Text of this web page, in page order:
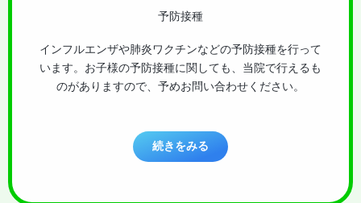
予防接種
インフルエンザや肺炎ワクチンなどの予防接種を行って
います。お子様の予防接種に関しても、当院で行えるも
のがありますので、予めお問い合わせください。
続きをみる